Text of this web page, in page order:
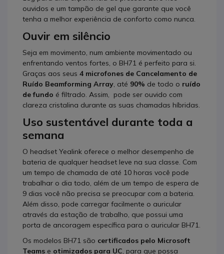
ouvidos e um tampão de gel que garante que você
tenha a melhor experiência de conforto como nunca.
Ouvir em silêncio
Seja em movimento, num ambiente movimentado ou
enfrentando ventos fortes, o BH71 é perfeito para si.
Graças aos seus 4 microfones de Cancelamento de
Ruído Beamforming Array , até 90% de todo o ruído
de fundo é filtrado. Assim, pode ser ouvido com
clareza cristalina durante as suas chamadas híbridas.
Uso sustentável durante toda a
semana
O headset Yealink oferece o melhor desempenho de
bateria de qualquer headset leve na sua classe. Com
um tempo de chamada de até 10 horas você pode
trabalhar o dia todo, além de um tempo de espera de
9 dias você não precisa se preocupar com a bateria.
Além disso, pode carregar facilmente o auricular
através da estação de trabalho, que possui uma
porta de ancoragem específica para o auricular BH71.
Os modelos BH71 são certificados pelo Microsoft
Teams e otimizados para UC , para que possa